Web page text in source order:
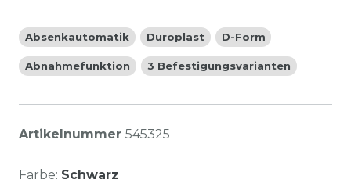
Absenkautomatik Duroplast D-Form
Abnahmefunktion 3 Befestigungsvarianten
Artikelnummer 545325
Farbe: Schwarz